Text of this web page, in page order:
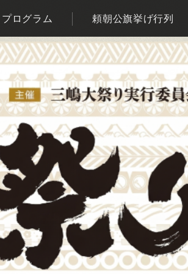
プログラム 頼朝公旗挙げ行列